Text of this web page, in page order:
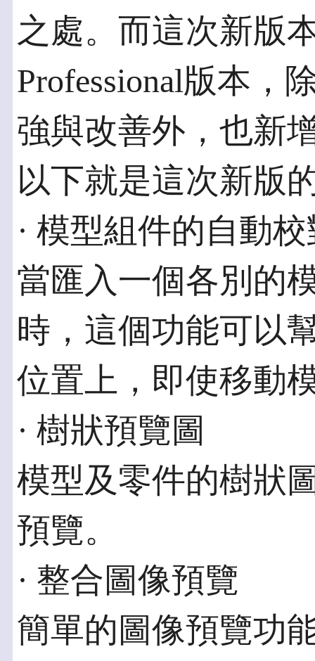
之處。而這次新版
Professional版本，
強與改善外，也新
以下就是這次新版
· 模型組件的自動
當匯入一個各別的
時，這個功能可以
位置上，即使移動
· 樹狀預覽圖
模型及零件的樹狀
預覽。
· 整合圖像預覽
簡單的圖像預覽功